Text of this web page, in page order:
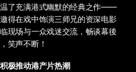
了充满港式幽默的经典之作——
得在戏中饰演三师兄的资深电影
现场与一众戏迷交流，畅谈幕後
笑声不断！
极推动港产片热潮